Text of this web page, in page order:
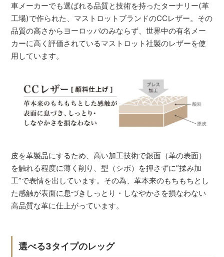
車メーカーでも選ばれる品質と技術を持ったターナリー(革
工場)で作られた、マストロットブランドのCCレザー。その
品質の高さからヨーロッパのみならず、世界中の有名メー
カーに高く評価されているマストロット社製のレザーを使
用しています。
皮を革製品にするため、高い加工技術で銀面（革の表面）
を触れる程度に薄く削り、型（シボ）を押さずに”揉み加
工”で表情を出しています。その為、革本来のもちもちとし
た感触が表面に息づきしっとり・しなやかさを損なわない
高品質な革に仕上がっています。
選べる3タイプのレッグ